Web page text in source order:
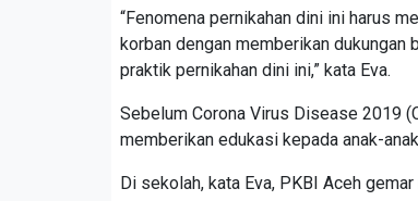
“Fenomena pernikahan dini ini harus
korban dengan memberikan
praktik pernikahan dini ini,” kata Eva.
Sebelum Corona Virus Disease 2019
memberikan edukasi kepada anak-
Di sekolah, kata Eva, PKBI Aceh